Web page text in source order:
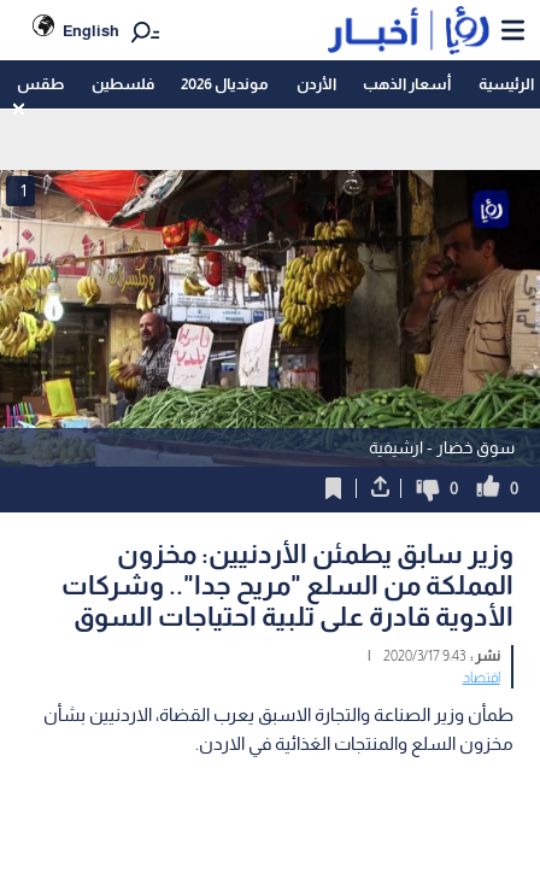
English
الرئيسية أسعار الذهب الأردن مونديال 2026 فلسطين طقس
سوق خضار - ارشيفية
1
0
0
وزير سابق يطمئن الأردنيين: مخزون
المملكة من السلع "مريح جدا".. وشركات
الأدوية قادرة على تلبية احتياجات السوق
نشر :9:43 2020/3/17
|
اقتصاد
طمأن وزير الصناعة والتجارة الاسبق يعرب القضاة، الاردنيين بشأن
مخزون السلع والمنتجات الغذائية في الاردن.